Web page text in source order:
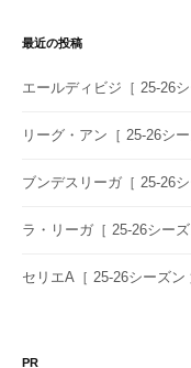
シ
ョ
最近の投稿
エールディビジ［ 25-26
リーグ・アン［ 25-26シ
ブンデスリーガ［ 25-26
ラ・リーガ［ 25-26シー
セリエA［ 25-26シーズ
PR